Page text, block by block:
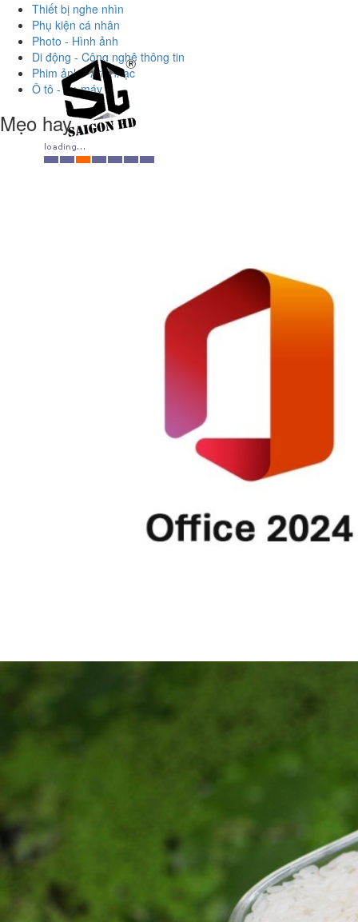
Thiết bị nghe nhìn
Phụ kiện cá nhân
Photo - Hình ảnh
Di động - Công nghệ thông tin
Phim ảnh - Âm nhạc
Ô tô - Xe máy
Mẹo hay